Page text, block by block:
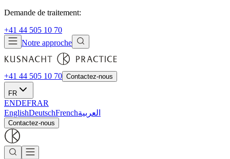
Demande de traitement:
+41 44 505 10 70
Notre approche
+41 44 505 10 70 Contactez-nous
FR
ENDEFRAR
EnglishDeutschFrenchالعربية
Contactez-nous